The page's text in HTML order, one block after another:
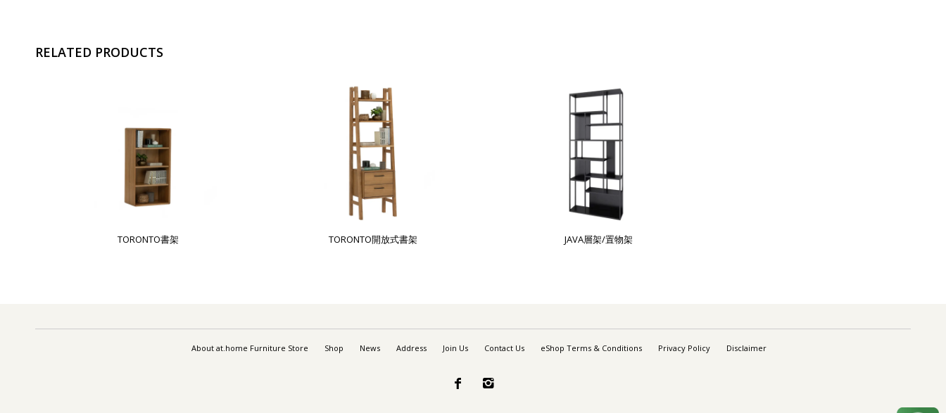
RELATED PRODUCTS
TORONTO書架 TORONTO開放式書架 JAVA層架/置物架
About at.home Furniture Store Shop News Address Join Us Contact Us eShop Terms & Conditions Privacy Policy Disclaimer
 